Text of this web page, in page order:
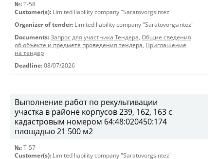
№: Т-58
Customer(s): Limited liability company "Saratovorgsintez"
Organizer of tender: Limited liability company "Saratovorgsintez"
Documents: Запрос для участника Тендера, Общие сведения
об объекте и предмете проведения тендера, Приглашение
на тендер
Deadline: 08/07/2026
Выполнение работ по рекультивации
участка в районе корпусов 239, 162, 163 с
кадастровым номером 64:48:020450:174
площадью 21 500 м2
№: T-57
Customer(s): Limited liability company "Saratovorgsintez"